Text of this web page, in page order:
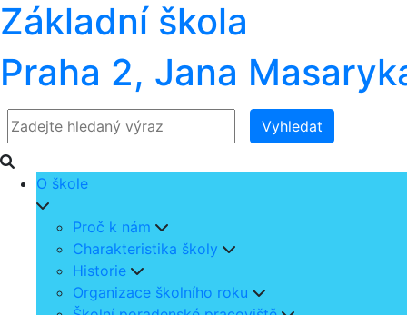
Základní škola
Praha 2, Jana
Vyhledat
O škole
Proč k nám
Charakteristika školy
Historie
Organizace školního roku